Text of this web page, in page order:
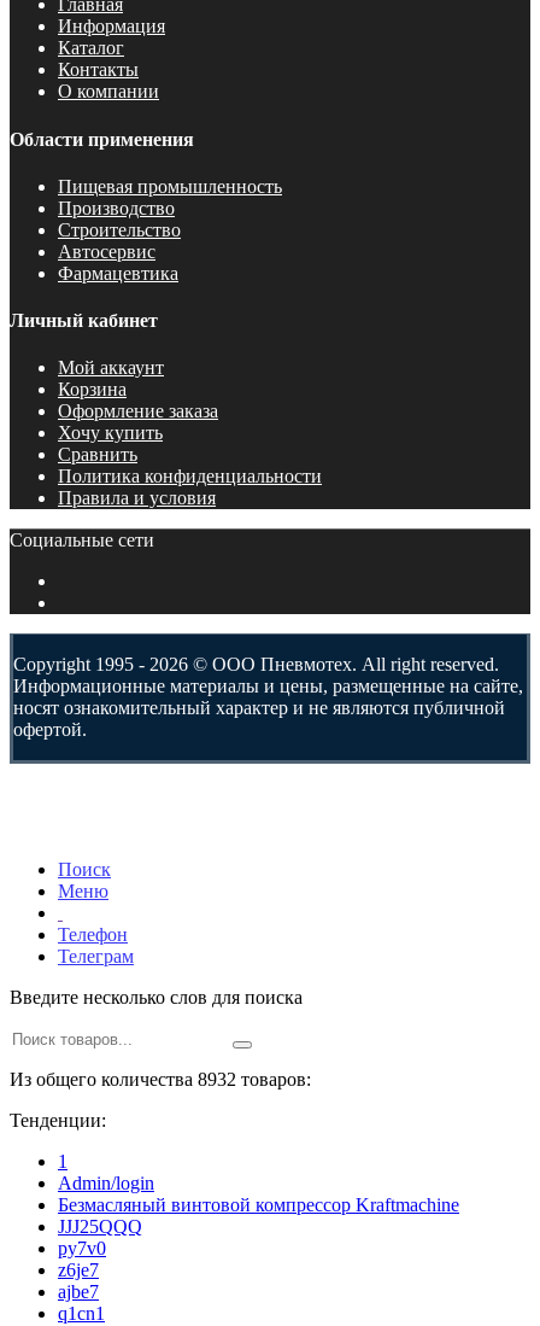
Главная
Информация
Каталог
Контакты
О компании
Области применения
Пищевая промышленность
Производство
Строительство
Автосервис
Фармацевтика
Личный кабинет
Мой аккаунт
Корзина
Оформление заказа
Хочу купить
Сравнить
Политика конфиденциальности
Правила и условия
Социальные сети
Copyright 1995 - 2026 © ООО Пневмотех. All right reserved.
Информационные материалы и цены, размещенные на сайте,
носят ознакомительный характер и не являются публичной
офертой.
Поиск
Меню
Телефон
Телеграм
Введите несколько слов для поиска
Из общего количества 8932 товаров:
Тенденции:
1
Admin/login
Безмасляный винтовой компрессор Kraftmaсhine
JJJ25QQQ
py7v0
z6je7
ajbe7
q1cn1